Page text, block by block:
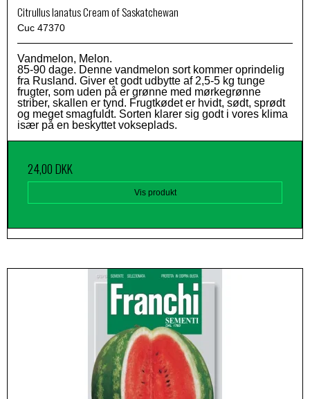
Citrullus lanatus Cream of Saskatchewan
Cuc 47370
Vandmelon, Melon.
85-90 dage. Denne vandmelon sort kommer oprindelig
fra Rusland. Giver et godt udbytte af 2,5-5 kg tunge
frugter, som uden på er grønne med mørkegrønne
striber, skallen er tynd. Frugtkødet er hvidt, sødt, sprødt
og meget smagfuldt. Sorten klarer sig godt i vores klima
især på en beskyttet vokseplads.
24,00 DKK
Vis produkt